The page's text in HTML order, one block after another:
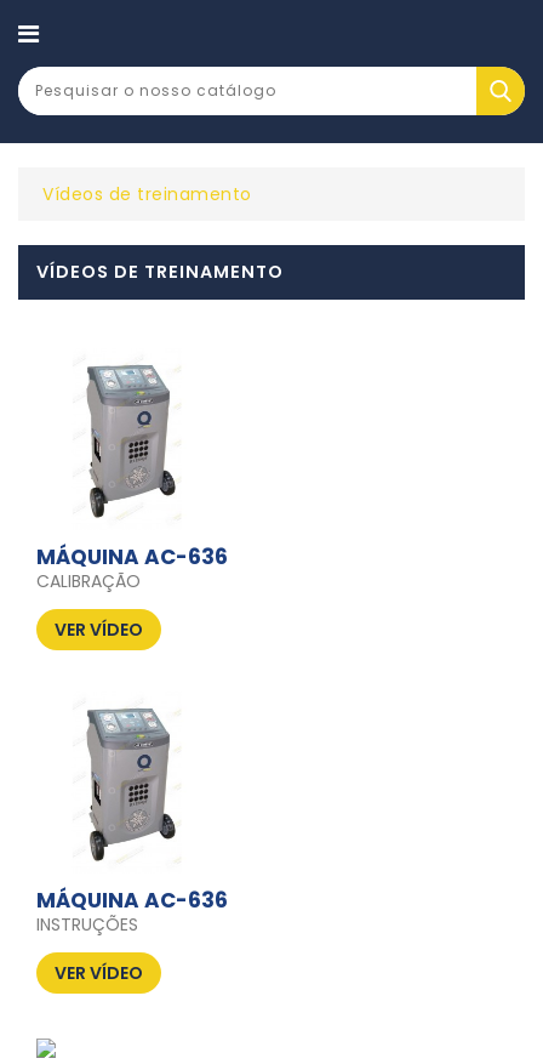
CATEGORY
Vídeos de treinamento
VÍDEOS DE TREINAMENTO
MÁQUINA AC-636
CALIBRAÇÃO
VER VÍDEO
MÁQUINA AC-636
INSTRUÇÕES
VER VÍDEO